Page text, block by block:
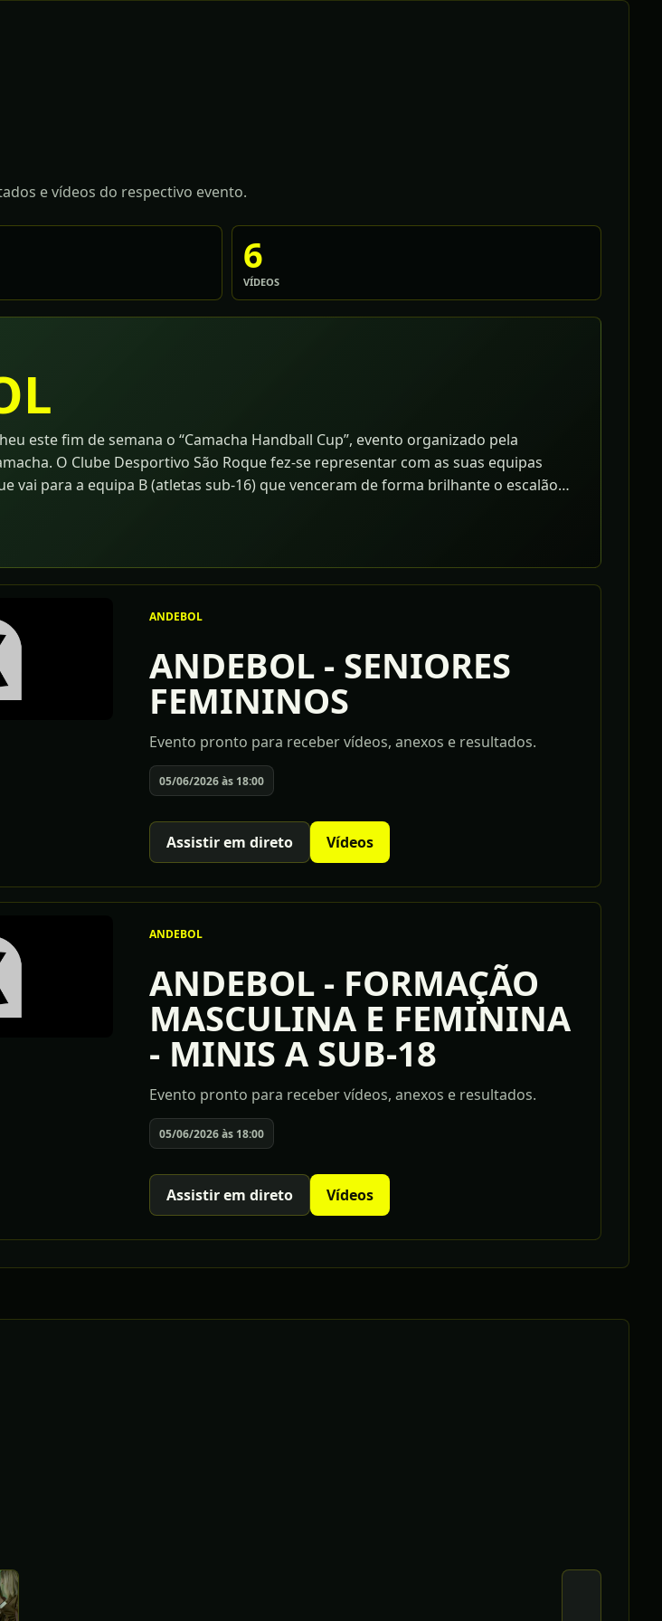
e vídeos do respectivo evento.
6
VÍDEOS
este fim de semana o “Camacha Handball Cup”, evento organizado pela
O Clube Desportivo São Roque fez-se representar com as suas equipas
vai para a equipa B (atletas sub-16) que venceram de forma brilhante o escalão
as outras equipas, que embora não tendo ganho, tiveram oportunidade de
boas prestações.
ANDEBOL
ANDEBOL - SENIORES
FEMININOS
Evento pronto para receber vídeos, anexos e resultados.
05/06/2026 às 18:00
Assistir em direto Vídeos
ANDEBOL
ANDEBOL - FORMAÇÃO
MASCULINA E FEMININA
- MINIS A SUB-18
Evento pronto para receber vídeos, anexos e resultados.
05/06/2026 às 18:00
Assistir em direto Vídeos